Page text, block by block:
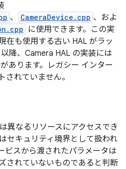
、 CameraDevice.cpp 、およ
に使用できます。この実
在も使用する古い HAL がラッ
降、Camera HAL の実装には
あります。レガシー インター
されていません。
異なるリソースにアクセスでき
セキュリティ境界として扱われ
ビスから渡されたパラメータは
されていないものであると判断